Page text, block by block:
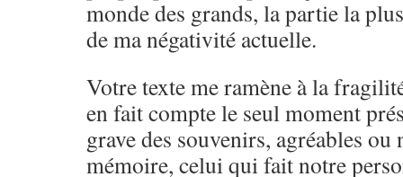
monde des grands, la partie la
de ma négativité actuelle.
Votre texte me ramène à la
en fait compte le seul moment
grave des souvenirs, agréables
mémoire, celui qui fait notre